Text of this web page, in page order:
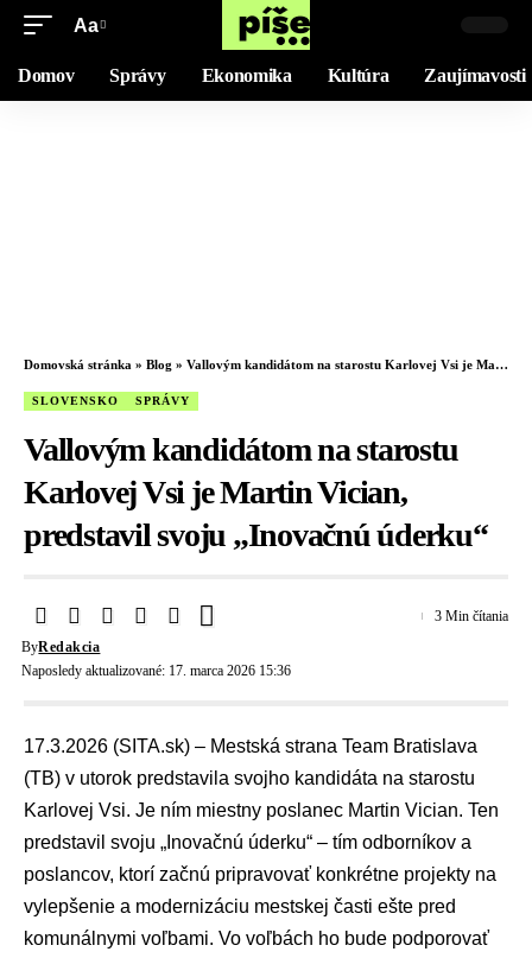
Aa
Domov Správy Ekonomika Kultúra Zaujímavosti
Domovská stránka » Blog » Vallovým kandidátom na starostu Karlovej Vsi je Martin Vician, predstavil svoju „Inovačnú úderku“
SLOVENSKO SPRÁVY
Vallovým kandidátom na starostu
Karlovej Vsi je Martin Vician,
predstavil svoju „Inovačnú úderku“
Naposledy aktualizované: 17. marca 2026 15:36
ByRedakcia
3 Min čítania
17.3.2026 (SITA.sk) – Mestská strana Team Bratislava
(TB) v utorok predstavila svojho kandidáta na starostu
Karlovej Vsi. Je ním miestny poslanec Martin Vician. Ten
predstavil svoju „Inovačnú úderku“ – tím odborníkov a
poslancov, ktorí začnú pripravovať konkrétne projekty na
vylepšenie a modernizáciu mestskej časti ešte pred
komunálnymi voľbami. Vo voľbách ho bude podporovať